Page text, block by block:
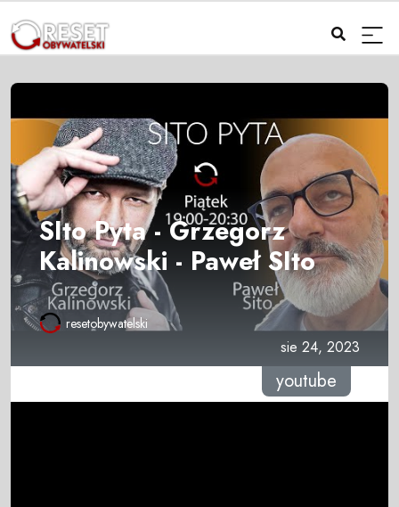
SIto Pyta - Grzegorz
Kalinowski - Paweł SIto
resetobywatelski
sie 24, 2023
youtube